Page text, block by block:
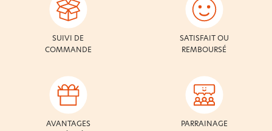
SUIVI DE
COMMANDE
SATISFAIT OU
REMBOURSÉ
AVANTAGES
PARRAINAGE